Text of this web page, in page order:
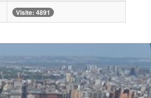
Visite: 4891